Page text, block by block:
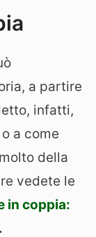
a partire
infatti,
a come
della
vedete le
in coppia:
.